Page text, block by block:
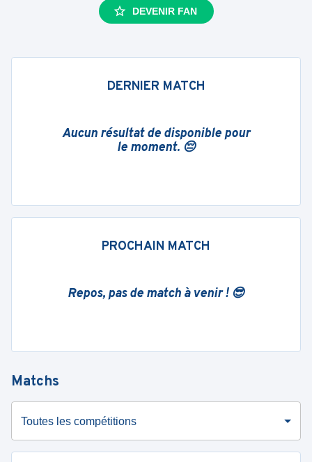
DEVENIR FAN
DERNIER MATCH
Aucun résultat de disponible pour
le moment. 😔
PROCHAIN MATCH
Repos, pas de match à venir ! 😎
Matchs
Toutes les compétitions